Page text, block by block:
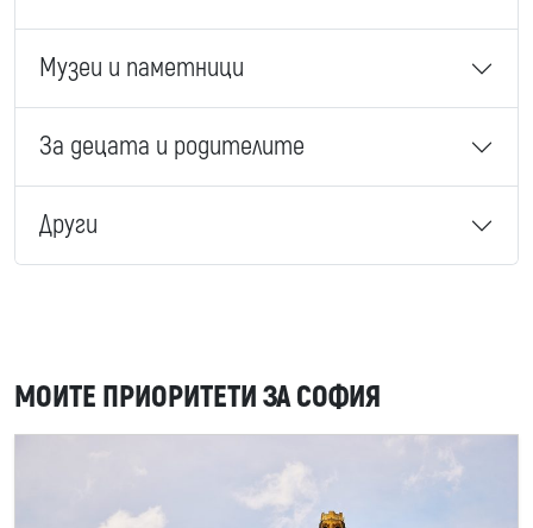
Музеи и паметници
За децата и родителите
Други
МОИТЕ ПРИОРИТЕТИ ЗА СОФИЯ